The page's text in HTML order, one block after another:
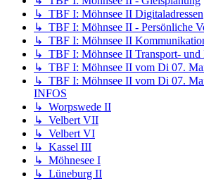
↳ TBF I: Möhnsee II Digitaladressen
↳ TBF I: Möhnsee II - Persönliche
↳ TBF I: Möhnsee II
↳ TBF I: Möhnsee II Transport- und
↳ TBF I: Möhnsee II vom Di 07.
↳ TBF I: Möhnsee II vom Di 07.
INFOS
↳ Worpswede II
↳ Velbert VII
↳ Velbert VI
↳ Kassel III
↳ Möhnesee I
↳ Lüneburg II